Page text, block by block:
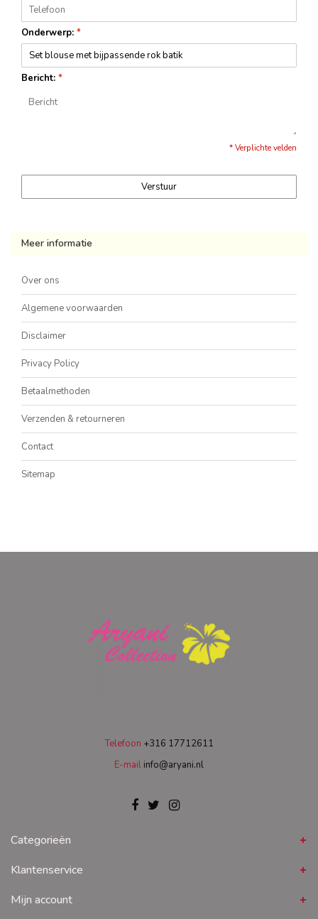
Onderwerp: *
Bericht: *
* Verplichte velden
Verstuur
Meer informatie
Over ons
Algemene voorwaarden
Disclaimer
Privacy Policy
Betaalmethoden
Verzenden & retourneren
Contact
Sitemap
Telefoon +316 17712611
E-mail info@aryani.nl
Categorieën
Klantenservice
Mijn account